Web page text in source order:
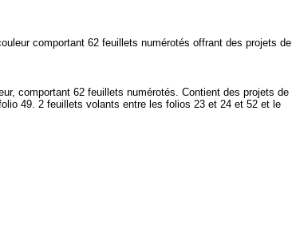
comportant 62 feuillets numérotés offrant des projets de
comportant 62 feuillets numérotés. Contient des projets de
49. 2 feuillets volants entre les folios 23 et 24 et 52 et le